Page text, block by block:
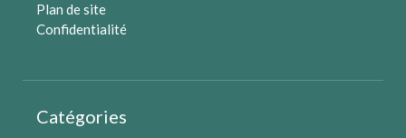
Plan de site
Confidentialité
Catégories